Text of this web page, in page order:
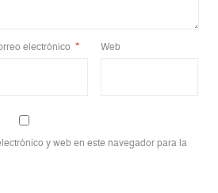
electrónico * Web
y web en este navegador para la